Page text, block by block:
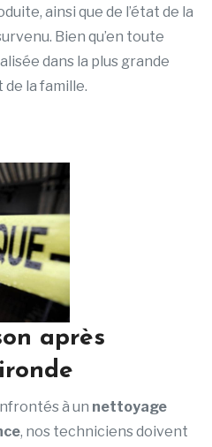
ainsi que de l’état de la
Bien qu’en toute
dans la plus grande
la famille.
après
à un nettoyage
, nos techniciens doivent